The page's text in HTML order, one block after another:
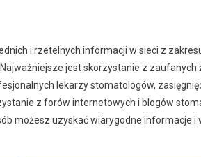
i rzetelnych informacji w sieci z
jest skorzystanie z zaufanych
lekarzy stomatologów,
z forów internetowych i blogów
możesz uzyskać wiarygodne informacje i